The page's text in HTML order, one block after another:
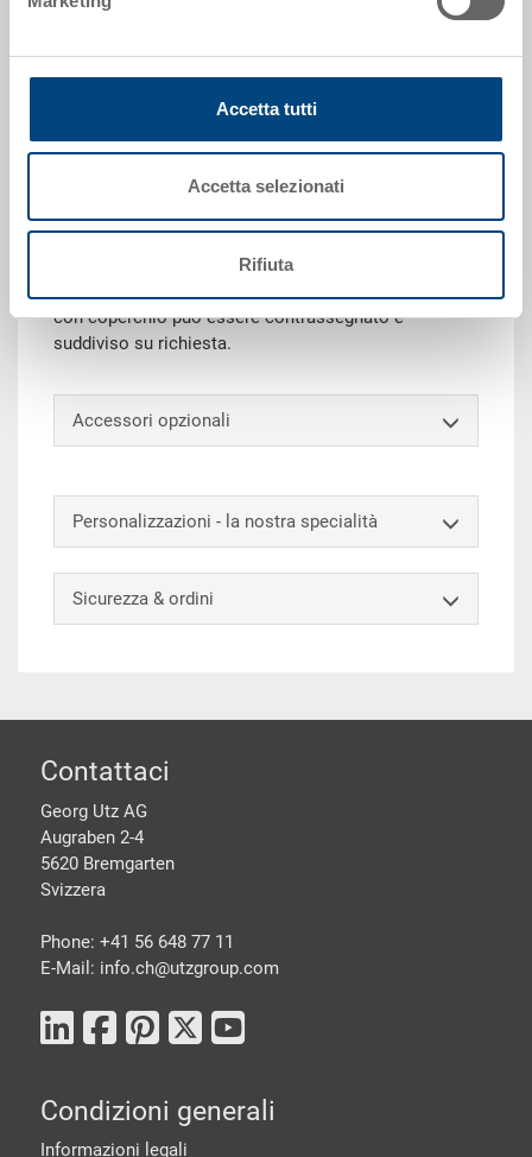
Accetta tutti
Accetta selezionati
Rifiuta
Il contenitore con coperchio incernierato RAKO (con
chiusure a scatto & rinforzi per cerniere) è ideale per
coperchio protegge la merce da polvere e sporco.
Dotato di lucchetto di sicurezza, il contenuto è anche
con coperchio può essere contrassegnato e
suddiviso su richiesta.
Accessori opzionali
Personalizzazioni - la nostra specialità
Sicurezza & ordini
piè di pagine
Contattaci
Georg Utz AG
Augraben 2-4
5620 Bremgarten
Svizzera
Phone: +41 56 648 77 11
E-Mail: info.ch@utzgroup.com
Condizioni generali
Informazioni legali